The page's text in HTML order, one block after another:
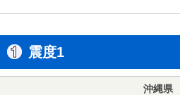
震度1
沖縄県